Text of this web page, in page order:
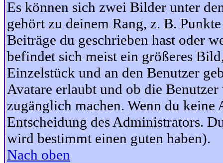
Es können sich zwei Bilder unter
gehört zu deinem Rang, z. B.
Beiträge du geschrieben hast oder
befindet sich meist ein größeres
Einzelstück und an den Benutzer
Avatare erlaubt und ob die
zugänglich machen. Wenn du keine
Entscheidung des Administrators.
wird bestimmt einen guten haben).
Nach oben